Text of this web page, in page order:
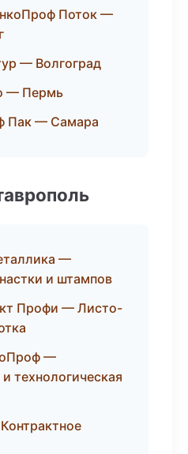
Поток —
— Волгоград
— Пермь
Пак — Самара
—
и штампов
Профи — Листо-
—
технологическая